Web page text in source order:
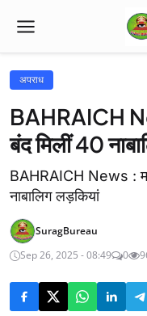
अपराध
BAHRAICH
बंद मिलीं 40
BAHRAICH News :
नाबालिग लड़कियां
SuragBureau
Sep 26, 2025 - 08:49
0